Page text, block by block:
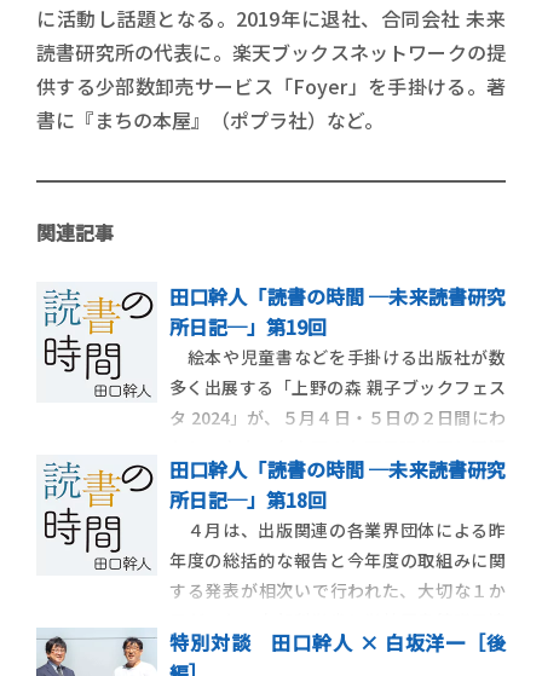
に活動し話題となる。2019年に退社、合同会社 未来
読書研究所の代表に。楽天ブックスネットワークの提
供する少部数卸売サービス「Foyer」を手掛ける。著
書に『まちの本屋』（ポプラ社）など。
関連記事
田口幹人「読書の時間 ─未来読書研究
所日記─」第19回
絵本や児童書などを手掛ける出版社が数
多く出展する「上野の森 親子ブックフェス
タ 2024」が、５月４日・５日の２日間にわ
施設で開催された。「上野の森 親子ブック
フェスタ」は2000年の「子ども読書年」の
記念事業としてスタートした一般財団法人
出版文化産業振興財団（JPIC）が主催する
田口幹人「読書の時間 ─未来読書研究
所日記─」第18回
４月は、出版関連の各業界団体による昨
年度の総括的な報告と今年度の取組みに関
する発表が相次いで行われた、大切な１か
盟の報告を含む「文字・活字文化推進機
特別対談 田口幹人 × 白坂洋一［後